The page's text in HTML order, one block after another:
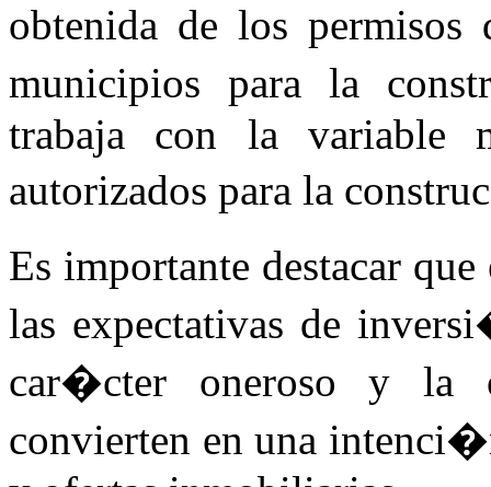
obtenida de los
municipios para la
trabaja con la variable
autorizados para la
Es importante destacar
las expectativas de
car�cter oneroso y la
convierten en una